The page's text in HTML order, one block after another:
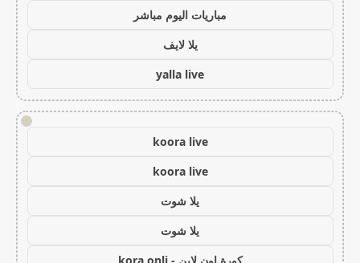
مباريات اليوم مباشر
يلا لايف
yalla live
!
koora live
koora live
يلا شوت
يلا شوت
كورة اون لاين - kora onli